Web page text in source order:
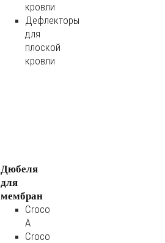
кровли
Дефлекторы
для
плоской
кровли
Дюбеля
для
мембран
Croco
A
Croco